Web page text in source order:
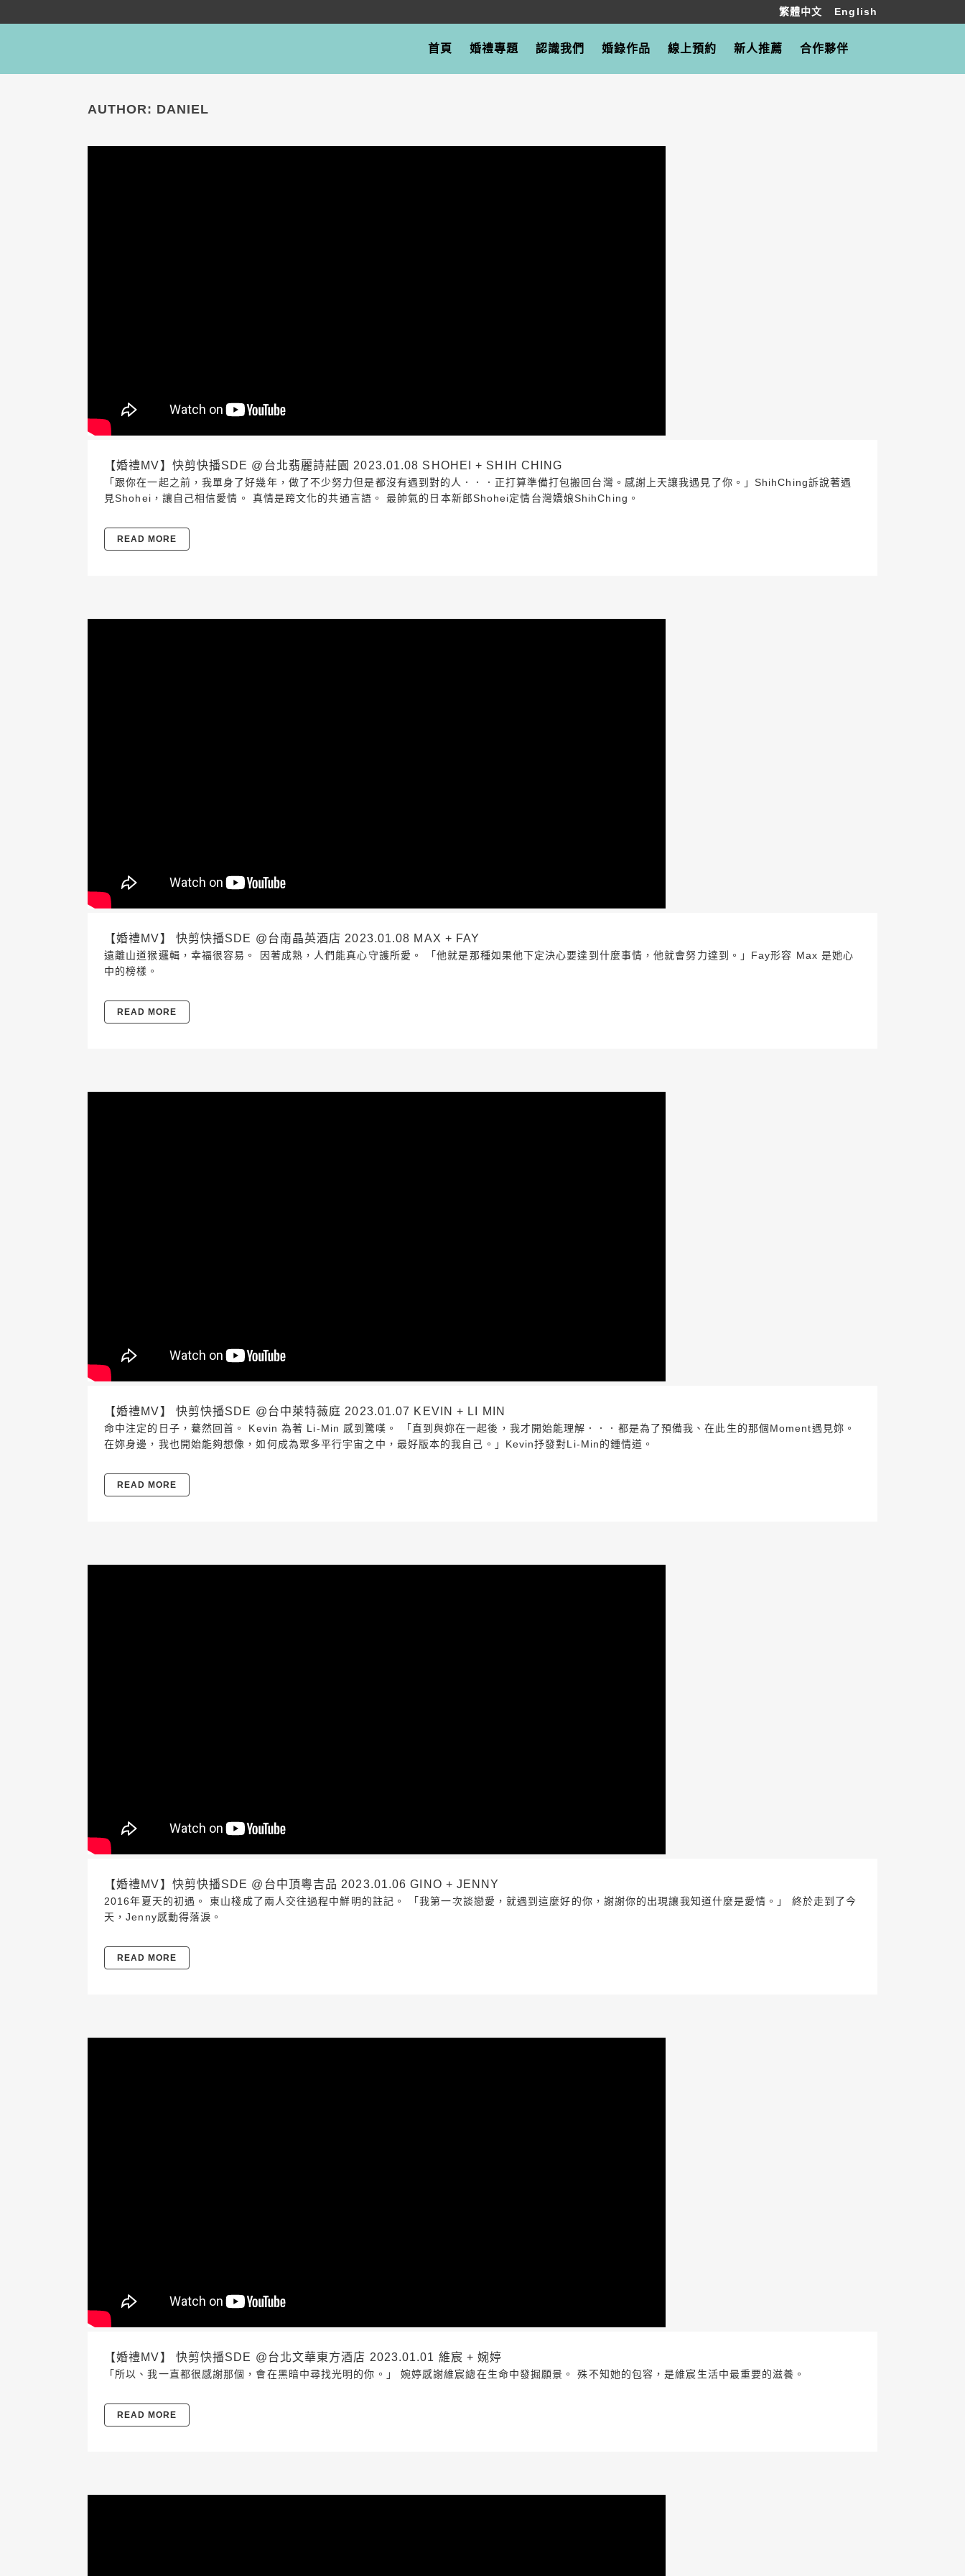
繁體中文 English
首頁 婚禮專題 認識我們 婚錄作品 線上預約 新人推薦 合作夥伴
AUTHOR: DANIEL
【婚禮MV】快剪快播SDE @台北翡麗詩莊園 2023.01.08 SHOHEI + SHIH CHING
「跟你在一起之前，我單身了好幾年，做了不少努力但是都沒有遇到對的人．．．正打算準備打包搬回台灣。感謝上天讓我遇見了你。」ShihChing訴說著遇
見Shohei，讓自己相信愛情。 真情是跨文化的共通言語。 最帥氣的日本新郎Shohei定情台灣嬌娘ShihChing。
READ MORE
【婚禮MV】 快剪快播SDE @台南晶英酒店 2023.01.08 MAX + FAY
遠離山道猴邏輯，幸福很容易。 因著成熟，人們能真心守護所愛。 「他就是那種如果他下定決心要達到什麼事情，他就會努力達到。」Fay形容 Max 是她心
中的榜樣。
READ MORE
【婚禮MV】 快剪快播SDE @台中萊特薇庭 2023.01.07 KEVIN + LI MIN
命中注定的日子，驀然回首。 Kevin 為著 Li-Min 感到驚嘆。 「直到與妳在一起後，我才開始能理解．．．都是為了預備我、在此生的那個Moment遇見妳。
在妳身邊，我也開始能夠想像，如何成為眾多平行宇宙之中，最好版本的我自己。」Kevin抒發對Li-Min的鍾情道。
READ MORE
【婚禮MV】快剪快播SDE @台中頂粵吉品 2023.01.06 GINO + JENNY
2016年夏天的初遇。 東山棧成了兩人交往過程中鮮明的註記。 「我第一次談戀愛，就遇到這麼好的你，謝謝你的出現讓我知道什麼是愛情。」 終於走到了今
天，Jenny感動得落淚。
READ MORE
【婚禮MV】 快剪快播SDE @台北文華東方酒店 2023.01.01 維宸 + 婉婷
「所以、我一直都很感謝那個，會在黑暗中尋找光明的你。」 婉婷感謝維宸總在生命中發掘願景。 殊不知她的包容，是維宸生活中最重要的滋養。
READ MORE